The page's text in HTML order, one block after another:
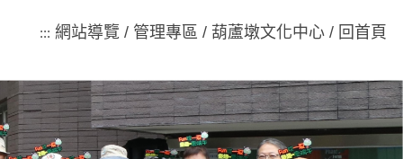
::: 網站導覽 / 管理專區 / 葫蘆墩文化中心 / 回首頁